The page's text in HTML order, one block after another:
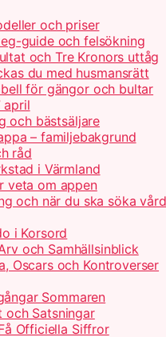
och priser
guide och felsökning
och Tre Kronors uttåg
du med husmansrätt
för gängor och bultar
april
och bästsäljare
– familjebakgrund
råd
i Värmland
veta om appen
och när du ska söka vård
i Korsord
och Samhällsinblick
Oscars och Kontroverser
Sommaren
och Satsningar
Officiella Siffror